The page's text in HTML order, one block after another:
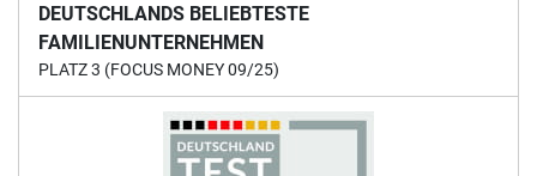
DEUTSCHLANDS BELIEBTESTE
FAMILIENUNTERNEHMEN
PLATZ 3 (FOCUS MONEY 09/25)